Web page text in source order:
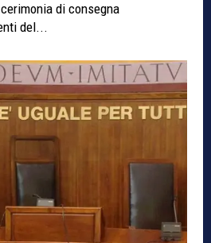
di consegna
del...